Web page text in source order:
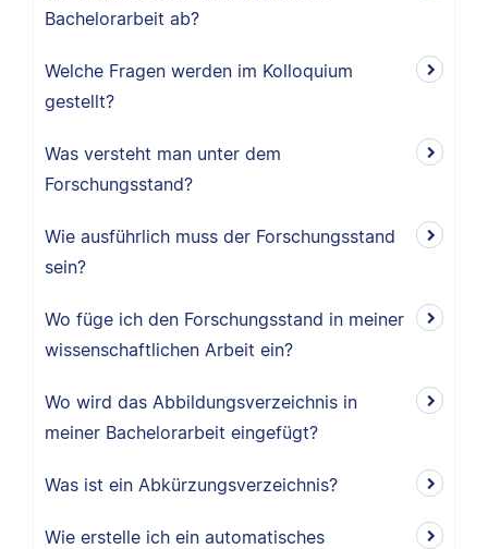
Bachelorarbeit ab?
Welche Fragen werden im Kolloquium
gestellt?
Was versteht man unter dem
Forschungsstand?
Wie ausführlich muss der Forschungsstand
sein?
Wo füge ich den Forschungsstand in meiner
wissenschaftlichen Arbeit ein?
Wo wird das Abbildungsverzeichnis in
meiner Bachelorarbeit eingefügt?
Was ist ein Abkürzungsverzeichnis?
Wie erstelle ich ein automatisches